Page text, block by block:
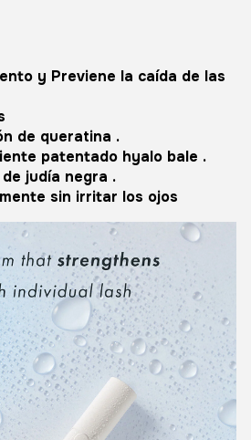
y Previene la caída de las
de queratina .
patentado hyalo bale .
judía negra .
sin irritar los ojos